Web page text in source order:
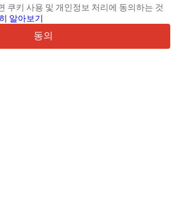
쿠키 사용 및 개인정보 처리에 동의하는 것
알아보기
동의